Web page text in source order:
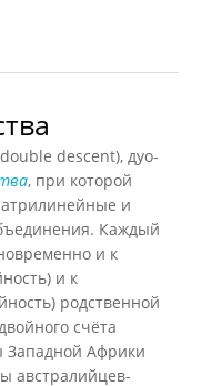
descent), дуо-
, при которой
и
Каждый
и к
и к
родственной
счёта
Западной Африки
австралийцев-